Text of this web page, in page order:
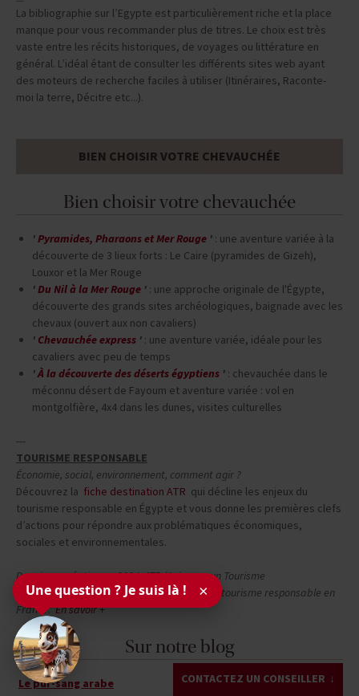
La bibliographie sur l’Egypte est particulièrement riche et la place
manque pour vous recommander plus de titres. Le choix est très
vaste entre les récits historiques, de voyages ou littérature en
général. L’idéal étant de consulter les différents sites web ayant
des moteurs de recherche faciles à utiliser (Itinéraires, Raconte-
moi la terre, Décitre etc...).
BIEN CHOISIR VOTRE CHEVAUCHÉE
Bien choisir votre chevauchée
'Pyramides, Pharaons et Mer Rouge ' : une aventure variée à la
découverte de 3 lieux forts : Le Caire (pyramides de Gizeh),
Louxor et la Mer Rouge
'Du Nil à la Mer Rouge ' : une approche originale de l'Égypte,
découverte des grands sites archéologiques, baignade avec les
chevaux (ouvert aux non cavaliers)
' Chevauchée express ' : une aventure variée, idéale pour les
cavaliers avec peu de temps
'À la découverte des déserts égyptiens ' : chevauchée dans le
méconnu désert de Fayoum et aventure variée : vol en
montgolfière, 4x4 dans les dunes, visites culturelles
---
TOURISME RESPONSABLE
Économie, social, environnement, comment agir ?
Découvrez la fiche destination ATR qui décline les enjeux du
tourisme responsable en Égypte et vous donne les premières clefs
d’actions pour répondre aux problématiques économiques,
sociales et environnementales.
Depuis sa création en 2004, ATR(Agir pour un Tourisme
Responsable)réunit les acteurs pionniers du tourisme responsable en
France.En savoir +
Sur notre blog
Le pur-sang arabe
CONTACTEZ UN CONSEILLER
Une question ? Je suis là ! ×